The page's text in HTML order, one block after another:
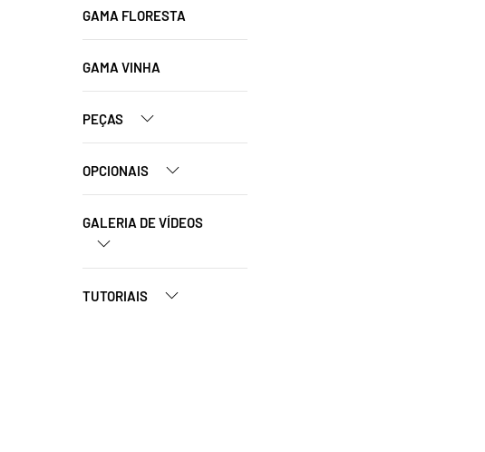
GAMA FLORESTA
GAMA VINHA
PEÇAS
OPCIONAIS
GALERIA DE VÍDEOS
TUTORIAIS